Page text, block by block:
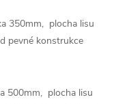
350mm, plocha lisu
pevné konstrukce
500mm, plocha lisu